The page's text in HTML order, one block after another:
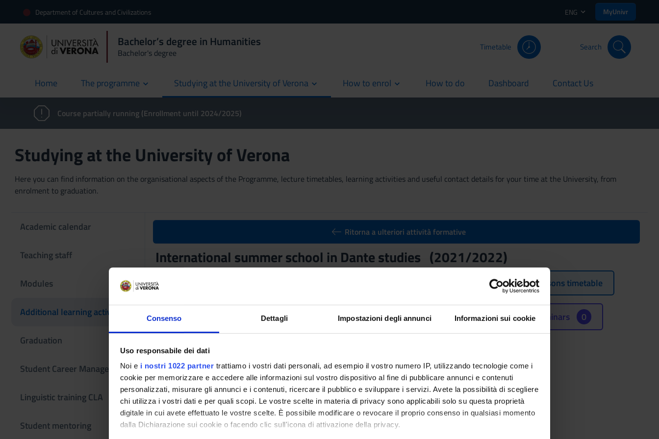
Consenso Dettagli Impostazioni degli annunci Informazioni sui cookie
Uso responsabile dei dati
Noi e i nostri 1022 partner trattiamo i vostri dati personali, ad esempio il vostro numero IP, utilizzando tecnologie come i
cookie per memorizzare e accedere alle informazioni sul vostro dispositivo al fine di pubblicare annunci e contenuti
personalizzati, misurare gli annunci e i contenuti, ricercare il pubblico e sviluppare i servizi. Avete la possibilità di scegliere
chi utilizza i vostri dati e per quali scopi. Le vostre scelte in materia di privacy sono applicabili solo su questa proprietà
digitale in cui avete effettuato le vostre scelte. È possibile modificare o revocare il proprio consenso in qualsiasi momento
dalla Dichiarazione sui cookie o facendo clic sull'icona di attivazione della privacy.
Department of Cultures and Civilizations ENG MyUnivr
Bachelor’s degree in Humanities
Bachelor's degree
Timetable Search
Home
current The programme Studying at the University of Verona How to enrol How to do
current Dashboard
current Contact Us
current
Course partially running (Enrollment until 2024/2025)
Studying at the University of Verona
Here you can find information on the organisational aspects of the Programme, lecture timetables, learning activities and useful contact details for your time at the University, from
enrolment to graduation.
Academic calendar
Teaching staff
Modules
Additional learning activities
Graduation
Student Career Management
Linguistic training CLA
Student mentoring
Ritorna a ulteriori attività formative
International summer school in Dante studies (2021/2022)
4S010431
Coordinator
Paolo Pellegrini
Credits
1
International summer school in Dante studies
Interpretation of Literary Texts
Language
Italian
Scientific Disciplinary Sector (SSD)
NN - -
Period
1 A dal Sep 27, 2021 al Nov 6, 2021.
Lessons timetable
Seminars 0